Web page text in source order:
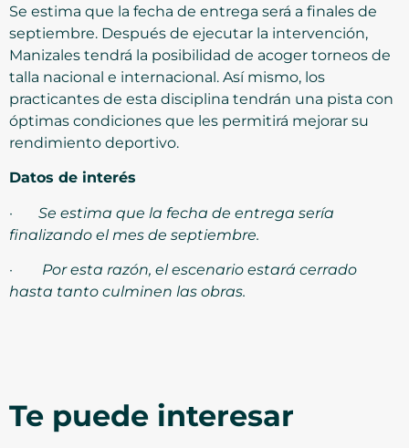
Se estima que la fecha de entrega será a finales de
septiembre. Después de ejecutar la intervención,
Manizales tendrá la posibilidad de acoger torneos de
talla nacional e internacional. Así mismo, los
practicantes de esta disciplina tendrán una pista con
óptimas condiciones que les permitirá mejorar su
rendimiento deportivo.
Datos de interés
· Se estima que la fecha de entrega sería
finalizando el mes de septiembre.
· Por esta razón, el escenario estará cerrado
hasta tanto culminen las obras.
Te puede interesar